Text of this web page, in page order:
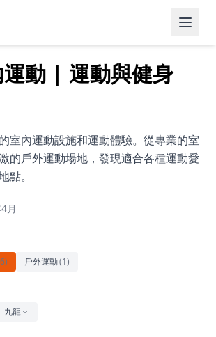
動 | 運動與健身
室內運動設施和運動體驗。從專業的室
的戶外運動場地，發現適合各種運動愛
點。
月
6) 戶外運動(1)
九龍